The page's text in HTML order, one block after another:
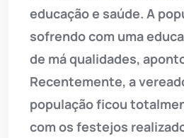
educação e saúde. A
sofrendo com uma
de má qualidades,
Recentemente, a
população ficou
com os festejos